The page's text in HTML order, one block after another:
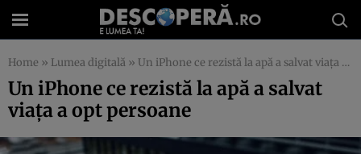
Home » Lumea digitală » Un iPhone ce rezistă la apă a salvat viaţa a opt persoane
Un iPhone ce rezistă la apă a salvat
viaţa a opt persoane